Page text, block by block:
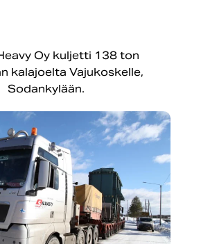
Oy kuljetti 138 ton
kalajoelta Vajukoskelle,
Sodankylään.